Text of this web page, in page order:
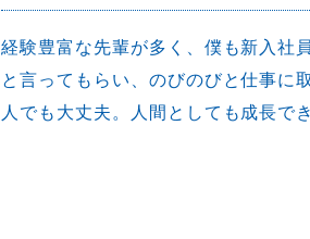
経験豊富な先輩が多く、僕も新入社
と言ってもらい、のびのびと仕事に
人でも大丈夫。人間としても成長で